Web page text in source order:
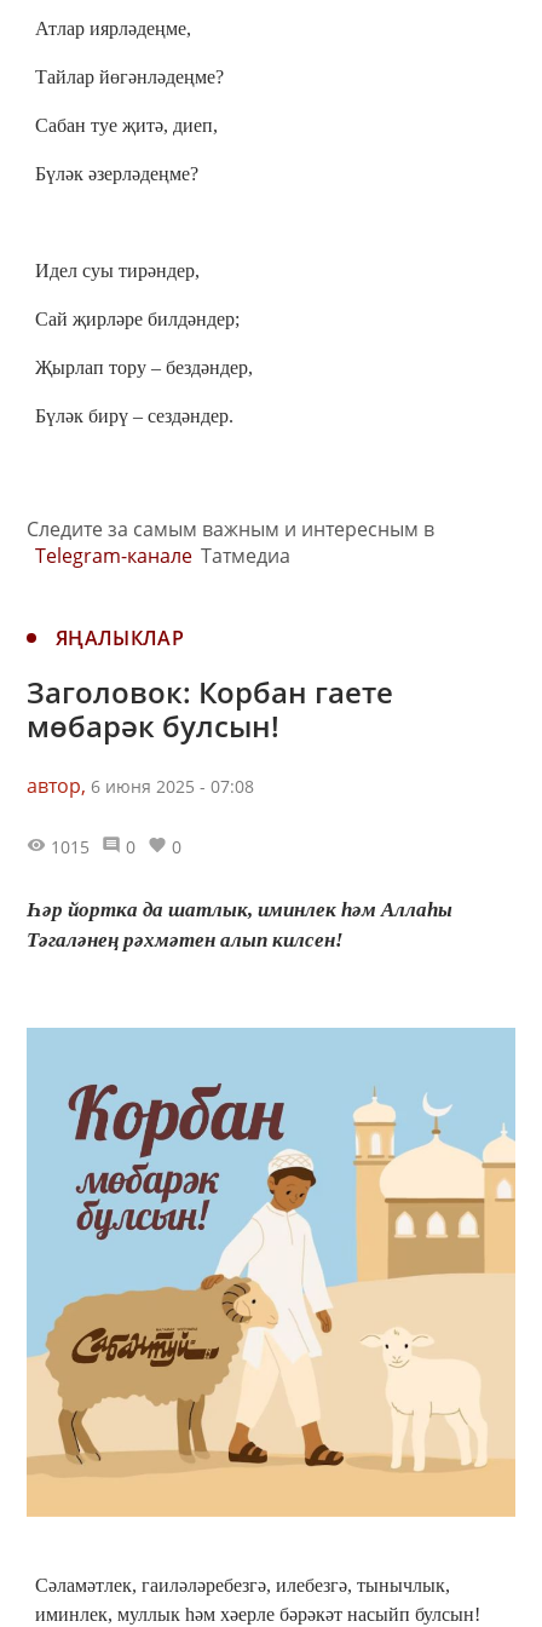
Атлар иярләдеңме,
Тайлар йөгәнләдеңме?
Сабан туе җитә, диеп,
Бүләк әзерләдеңме?
Идел суы тирәндер,
Сай җирләре билдәндер;
Җырлап тору – бездәндер,
Бүләк бирү – сездәндер.
Следите за самым важным и интересным в
Telegram-канале Татмедиа
ЯҢАЛЫКЛАР
Заголовок: Корбан гаете
мөбарәк булсын!
автор, 6 июня 2025 - 07:08
1015 0 0
Һәр йортка да шатлык, иминлек һәм Аллаһы
Тәгаләнең рәхмәтен алып килсен!
Сәламәтлек, гаиләләребезгә, илебезгә, тынычлык,
иминлек, муллык һәм хәерле бәрәкәт насыйп булсын!